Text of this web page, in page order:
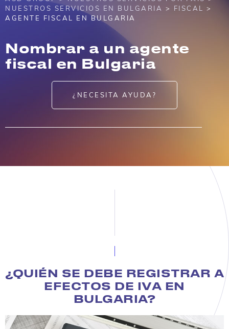
NUESTROS SERVICIOS EN BULGARIA > FISCAL
>
AGENTE FISCAL EN BULGARIA
Nombrar a un agente
fiscal en Bulgaria
¿NECESITA AYUDA?
¿QUIÉN SE DEBE REGISTRAR A
EFECTOS DE IVA EN
BULGARIA?